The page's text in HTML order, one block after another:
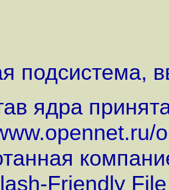
подсистема,
ядра
Friendly